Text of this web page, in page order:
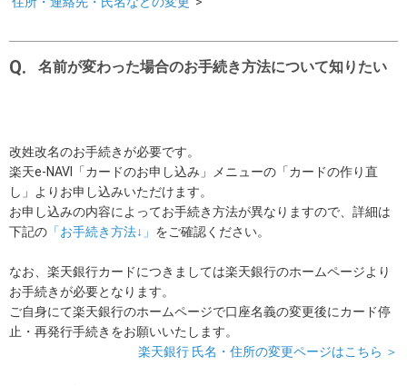
名前が変わった場合のお手続き方法について知りたい
改姓改名のお手続きが必要です。
楽天e-NAVI「カードのお申し込み」メニューの「カードの作り直
し」よりお申し込みいただけます。
お申し込みの内容によってお手続き方法が異なりますので、詳細は
下記の 「お手続き方法↓」 をご確認ください。
なお、楽天銀行カードにつきましては楽天銀行のホームページより
お手続きが必要となります。
ご自身にて楽天銀行のホームページで口座名義の変更後にカード停
止・再発行手続きをお願いいたします。
楽天銀行 氏名・住所の変更ページはこちら ＞